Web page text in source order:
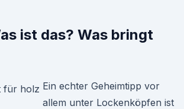
ist das? Was bringt
Ein echter Geheimtipp vor
allem unter Lockenköpfen ist